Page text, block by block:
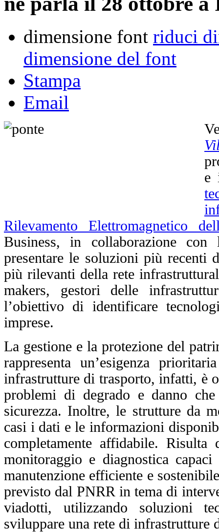
dimensione font riduci
dimensione del font
Stampa
Email
e
Rilevamento Elettromagnetico
Business, in collaborazione
presentare le soluzioni più recenti
più rilevanti della rete
makers, gestori delle
l’obiettivo di identificare
imprese.
La gestione e la protezione del
rappresenta un’esigenza
infrastrutture di trasporto, infatti, è
problemi di degrado e danno
sicurezza. Inoltre, le strutture da
casi i dati e le informazioni
completamente affidabile. Risulta
monitoraggio e diagnostica
manutenzione efficiente e
previsto dal PNRR in tema di
viadotti, utilizzando soluzioni
sviluppare una rete di infrastrutture